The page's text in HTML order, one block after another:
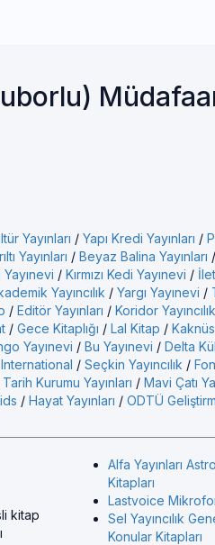
Yayınları / Yapı Kredi Yayınları /
Yayınları / Beyaz Balina Yayınları /
Yayınevi / Kırmızı Kedi Yayınevi /
Yayıncılık / Yargı Yayınevi /
/ Editör Yayınları / Koridor Yayıncılık
/ Gece Kitaplığı / Lal Kitap / Kaknüs
Yayınevi / Bu Yayınevi / Delta
/ Seçkin Yayıncılık /
Kurumu Yayınları / Mavi Çatı
/ Hayat Yayınları / ODTÜ
kitap
Alfa Yayınları
Kitapları
Lastvoice
Sel Yayıncılık
Konular Kitapları